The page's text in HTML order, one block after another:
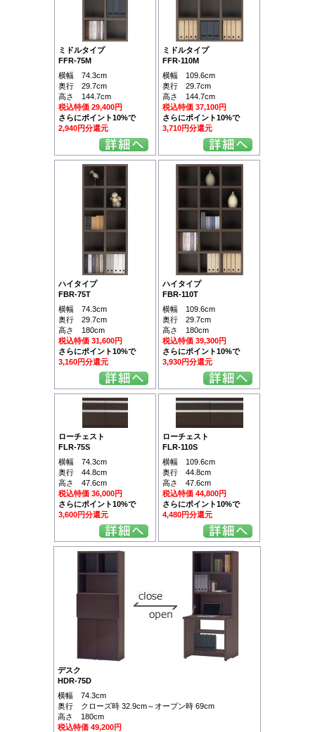
ミドルタイプ
FFR-75M
横幅 74.3cm
奥行 29.7cm
高さ 144.7cm
税込特価 29,400円
さらにポイント10%で
2,940円分還元
ミドルタイプ
FFR-110M
横幅 109.6cm
奥行 29.7cm
高さ 144.7cm
税込特価 37,100円
さらにポイント10%で
3,710円分還元
ハイタイプ
FBR-75T
横幅 74.3cm
奥行 29.7cm
高さ 180cm
税込特価 31,600円
さらにポイント10%で
3,160円分還元
ハイタイプ
FBR-110T
横幅 109.6cm
奥行 29.7cm
高さ 180cm
税込特価 39,300円
さらにポイント10%で
3,930円分還元
ローチェスト
FLR-75S
横幅 74.3cm
奥行 44.8cm
高さ 47.6cm
税込特価 36,000円
さらにポイント10%で
3,600円分還元
ローチェスト
FLR-110S
横幅 109.6cm
奥行 44.8cm
高さ 47.6cm
税込特価 44,800円
さらにポイント10%で
4,480円分還元
デスク
HDR-75D
横幅 74.3cm
奥行 クローズ時 32.9cm～オープン時 69cm
高さ 180cm
税込特価 49,200円